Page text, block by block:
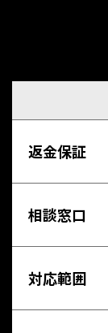
返金保証
相談窓口
対応範囲